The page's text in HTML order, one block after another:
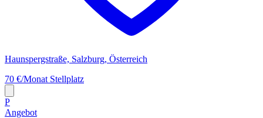
Haunspergstraße, Salzburg, Österreich
70 €/Monat Stellplatz
P
Angebot